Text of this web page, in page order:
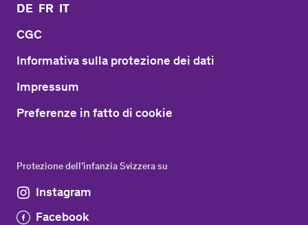
DE FR IT
CGC
Informativa sulla protezione dei dati
Impressum
Preferenze in fatto di cookie
Protezione dell’infanzia Svizzera su
Instagram
Facebook